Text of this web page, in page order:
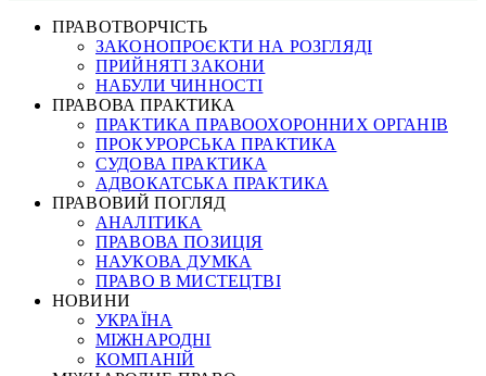
ПРАВОТВОРЧІСТЬ
ЗАКОНОПРОЄКТИ НА РОЗГЛЯДІ
ПРИЙНЯТІ ЗАКОНИ
НАБУЛИ ЧИННОСТІ
ПРАВОВА ПРАКТИКА
ПРАКТИКА ПРАВООХОРОННИХ ОРГАНІВ
ПРОКУРОРСЬКА ПРАКТИКА
СУДОВА ПРАКТИКА
АДВОКАТСЬКА ПРАКТИКА
ПРАВОВИЙ ПОГЛЯД
АНАЛІТИКА
ПРАВОВА ПОЗИЦІЯ
НАУКОВА ДУМКА
ПРАВО В МИСТЕЦТВІ
НОВИНИ
УКРАЇНА
МІЖНАРОДНІ
КОМПАНІЙ